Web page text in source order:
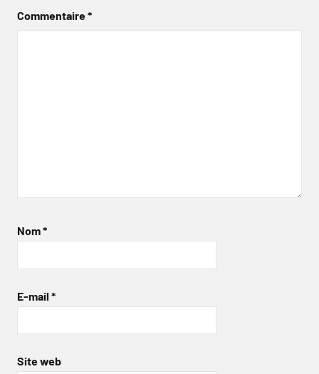
Commentaire*
Nom*
E-mail *
Site web